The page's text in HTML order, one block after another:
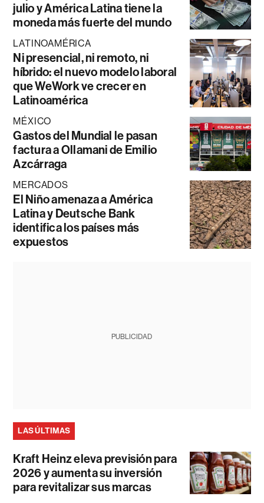
julio y América Latina tiene la
moneda más fuerte del mundo
LATINOAMÉRICA
Ni presencial, ni remoto, ni
híbrido: el nuevo modelo laboral
que WeWork ve crecer en
Latinoamérica
MÉXICO
Gastos del Mundial le pasan
factura a Ollamani de Emilio
Azcárraga
MERCADOS
El Niño amenaza a América
Latina y Deutsche Bank
identifica los países más
expuestos
PUBLICIDAD
LAS ÚLTIMAS
Kraft Heinz eleva previsión para
2026 y aumenta su inversión
para revitalizar sus marcas